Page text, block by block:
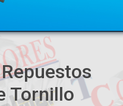
Tornillo